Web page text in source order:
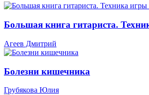
Большая книга гитариста.
Агеев Дмитрий
Болезни кишечника
Грубякова Юлия